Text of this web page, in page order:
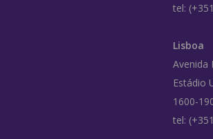
tel:
Lisboa
Avenida
Estádio
1600-
tel: